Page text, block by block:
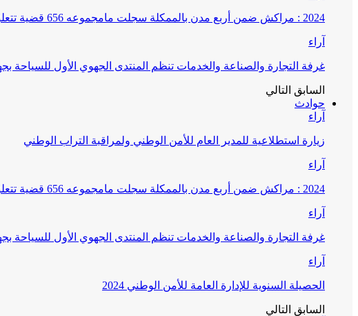
2024 : مراكش ضمن أربع مدن بالممكلة سجلت مامجموعه 656 قضية تتعلق بغسيل الأموال
آراء
غرفة التجارة والصناعة والخدمات تنظم المنتدى الجهوي الأول
السابق التالي
حوادث
آراء
زيارة استطلاعية للمدير العام للأمن الوطني ولمراقبة التراب الوطني
آراء
2024 : مراكش ضمن أربع مدن بالممكلة سجلت مامجموعه 656 قضية تتعلق بغسيل الأموال
آراء
غرفة التجارة والصناعة والخدمات تنظم المنتدى الجهوي الأول
آراء
الحصيلة السنوية للإدارة العامة للأمن الوطني 2024
السابق التالي